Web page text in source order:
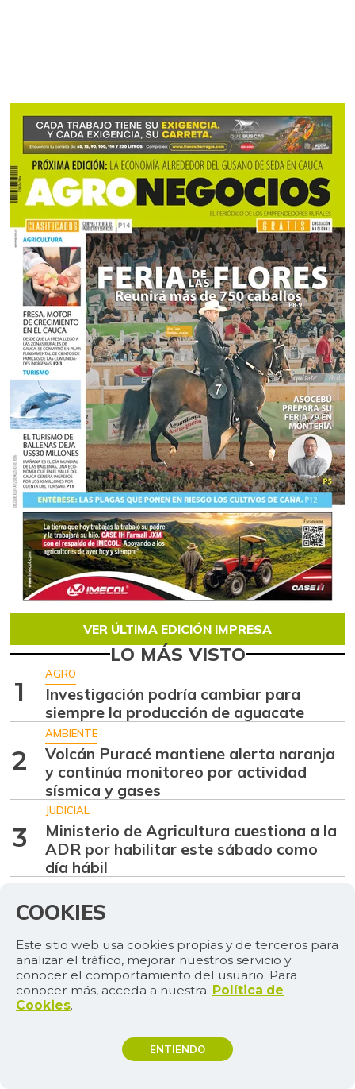
VER ÚLTIMA EDICIÓN IMPRESA
LO MÁS VISTO
1
AGRO
Investigación podría cambiar para
siempre la producción de aguacate
2
AMBIENTE
Volcán Puracé mantiene alerta naranja
y continúa monitoreo por actividad
sísmica y gases
3
JUDICIAL
Ministerio de Agricultura cuestiona a la
ADR por habilitar este sábado como
día hábil
4
Diamante Caótico y Tormenta Perfecta
brillaron en campeonatos de trocha
colombiana
5
AGRO
Los principales ganadores en paso fino
de la Expointernacional Equina en
MÁS CONTENIDO DE
AGRICULTURA
COOKIES
Este sitio web usa cookies propias y de terceros para
analizar el tráfico, mejorar nuestros servicio y
conocer el comportamiento del usuario. Para
conocer más, acceda a nuestra. Política de
Cookies.
ENTIENDO